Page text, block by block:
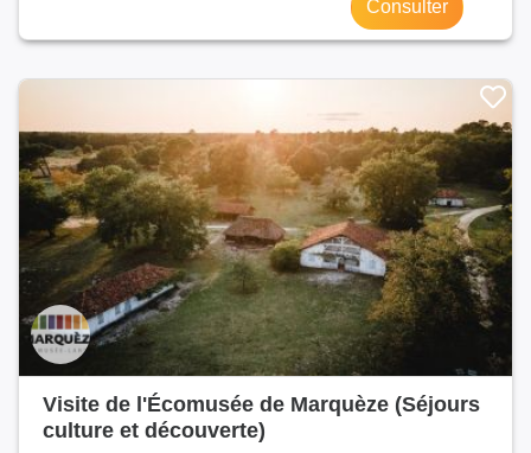
Consulter
Visite de l'Écomusée de Marquèze (Séjours
culture et découverte)